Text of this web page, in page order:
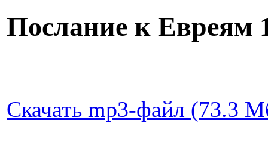
Послание к Евреям
Скачать mp3-файл (73.3